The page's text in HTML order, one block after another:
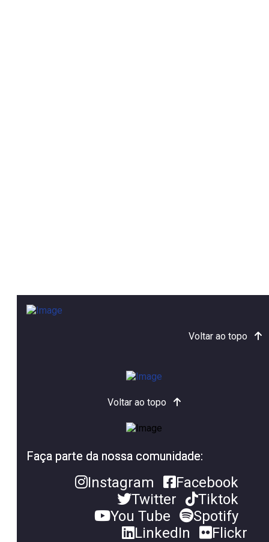
Voltar ao topo
Voltar ao topo
Faça parte da nossa comunidade:
Instagram
Facebook
Twitter
Tiktok
You Tube
Spotify
LinkedIn
Flickr